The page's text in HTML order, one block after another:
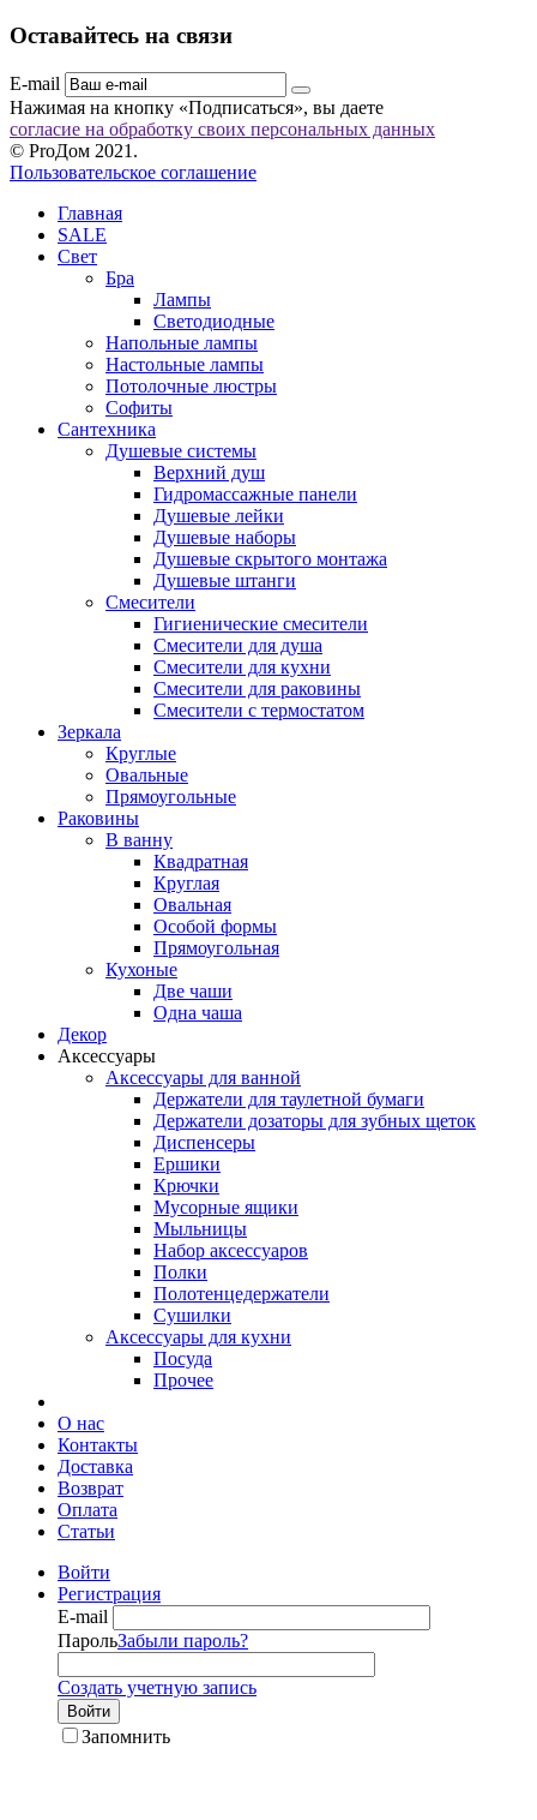
Оставайтесь на связи
E-mail
Нажимая на кнопку «Подписаться», вы даете
согласие на обработку своих персональных данных
© ProДом 2021.
Пользовательское соглашение
Главная
SALE
Свет
Бра
Лампы
Светодиодные
Напольные лампы
Настольные лампы
Потолочные люстры
Софиты
Сантехника
Душевые системы
Верхний душ
Гидромассажные панели
Душевые лейки
Душевые наборы
Душевые скрытого монтажа
Душевые штанги
Смесители
Гигиенические смесители
Смесители для душа
Смесители для кухни
Смесители для раковины
Смесители с термостатом
Зеркала
Круглые
Овальные
Прямоугольные
Раковины
В ванну
Квадратная
Круглая
Овальная
Особой формы
Прямоугольная
Кухоные
Две чаши
Одна чаша
Декор
Аксессуары
Аксессуары для ванной
Держатели для таулетной бумаги
Держатели дозаторы для зубных щеток
Диспенсеры
Ершики
Крючки
Мусорные ящики
Мыльницы
Набор аксессуаров
Полки
Полотенцедержатели
Сушилки
Аксессуары для кухни
Посуда
Прочее
О нас
Контакты
Доставка
Возврат
Оплата
Статьи
Войти
Регистрация
E-mail
ПарольЗабыли пароль?
Создать учетную запись
Войти
Запомнить